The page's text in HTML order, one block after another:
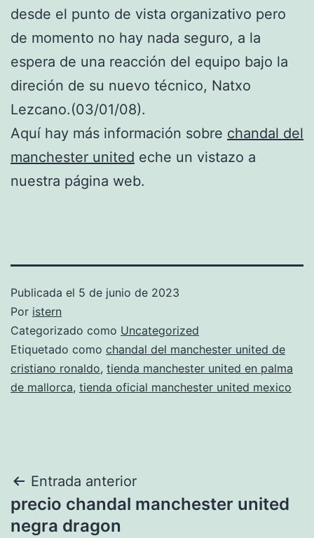
desde el punto de vista organizativo pero
de momento no hay nada seguro, a la
espera de una reacción del equipo bajo la
direción de su nuevo técnico, Natxo
Lezcano.(03/01/08).
Aquí hay más información sobre chandal del
manchester united eche un vistazo a
nuestra página web.
Publicada el 5 de junio de 2023
Por istern
Categorizado como Uncategorized
Etiquetado como chandal del manchester united de
cristiano ronaldo, tienda manchester united en palma
de mallorca, tienda oficial manchester united mexico
Navegación
de
Entrada anterior
precio chandal manchester united
negra dragon